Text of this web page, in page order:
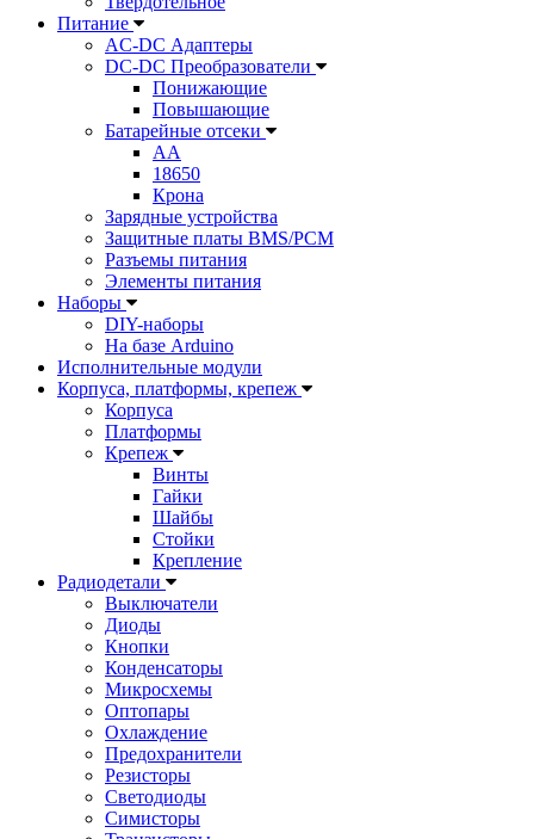
Питание
AC-DC Адаптеры
DC-DC Преобразователи
Понижающие
Повышающие
Батарейные отсеки
AA
18650
Крона
Зарядные устройства
Защитные платы BMS/PCM
Разъемы питания
Элементы питания
Наборы
DIY-наборы
На базе Arduino
Исполнительные модули
Корпуса, платформы, крепеж
Корпуса
Платформы
Крепеж
Винты
Гайки
Шайбы
Стойки
Крепление
Радиодетали
Выключатели
Диоды
Кнопки
Конденсаторы
Микросхемы
Оптопары
Охлаждение
Предохранители
Резисторы
Светодиоды
Симисторы